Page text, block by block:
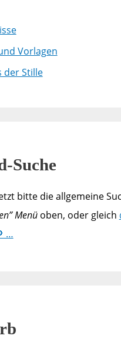
Vorlagen
der Stille
Suche
bitte die allgemeine
Menüoben, oder gleich
…